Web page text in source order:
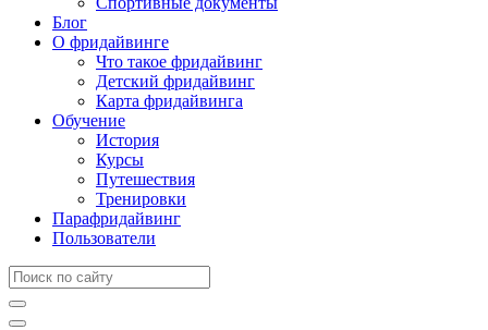
Блог
О фридайвинге
Что такое фридайвинг
Детский фридайвинг
Карта фридайвинга
Обучение
История
Курсы
Путешествия
Тренировки
Парафридайвинг
Пользователи